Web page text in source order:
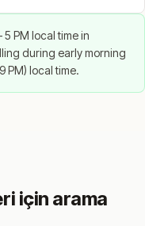
5 PM local time in
during early morning
PM) local time.
için arama